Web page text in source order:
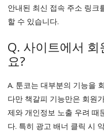
안내된 최신 접속 주소 링크
할 수 있습니다.
Q. 사이트에서
요?
A. 툰코는 대부분의 기능을
다만 책갈피 기능만은 회원
제와 개인정보 노출 우려 때
다. 특히 광고 배너 클릭 시